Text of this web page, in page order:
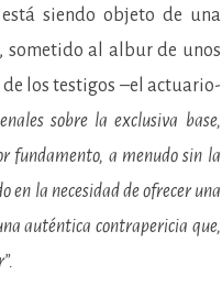
siendo objeto de una
sometido al albur de unos
los testigos –el actuario-
sobre la exclusiva base,
fundamento, a menudo sin la
en la necesidad de ofrecer una
auténtica contrapericia que,